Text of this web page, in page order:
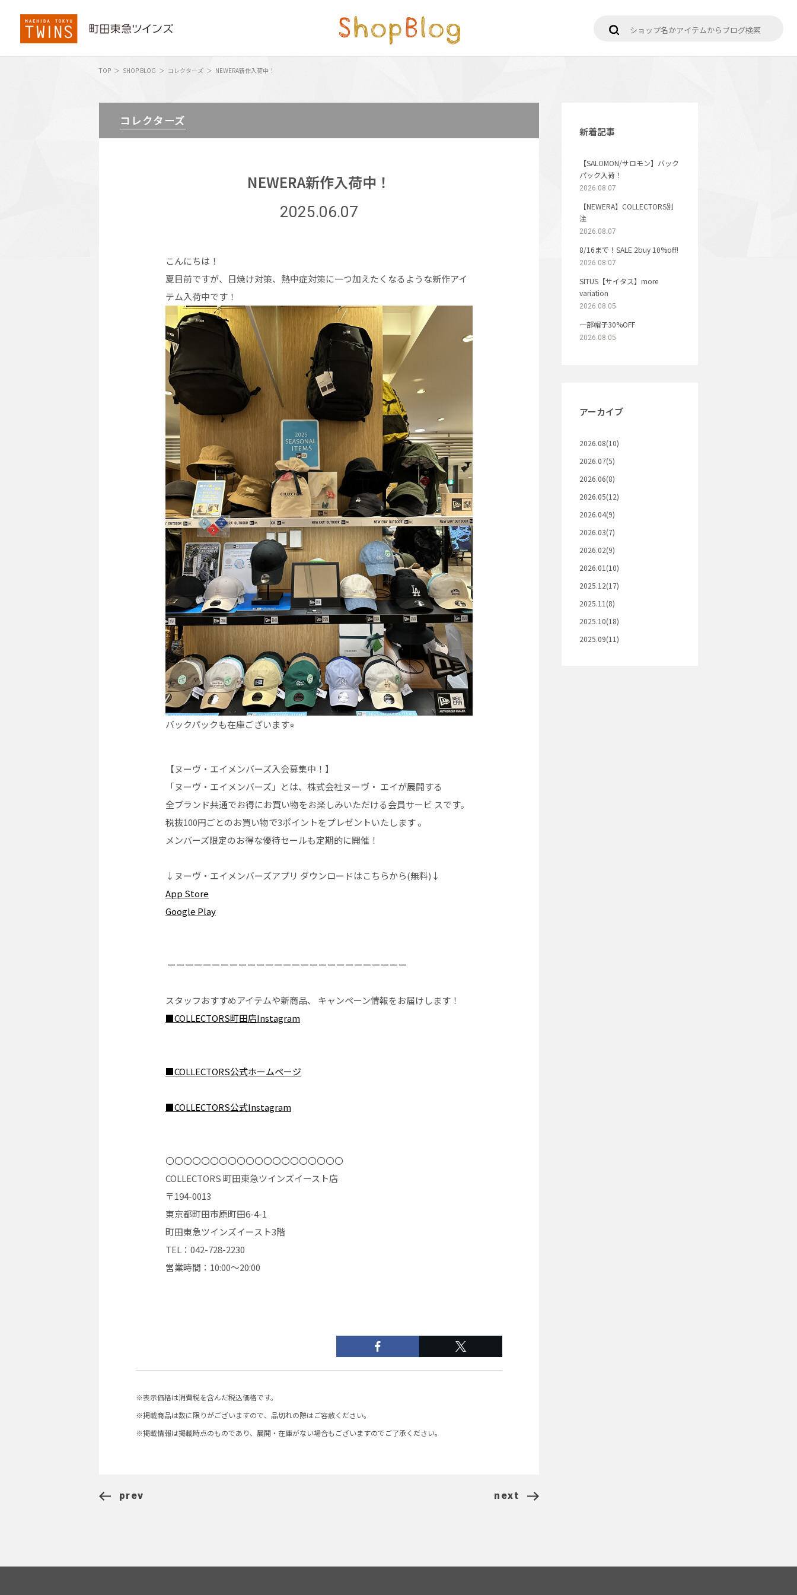
TOP SHOP BLOG コレクターズ NEWERA新作入荷中！
コレクターズ
NEWERA新作入荷中！
2025.06.07
こんにちは！
夏目前ですが、日焼け対策、熱中症対策に一つ加えたくなるような新作アイ
テム入荷中です！
バックパックも在庫ございます⭐︎
【ヌーヴ・エイメンバーズ入会募集中！】
「ヌーヴ・エイメンバーズ」とは、株式会社ヌーヴ・ エイが展開する
全ブランド共通でお得にお買い物をお楽しみいただける会員サービ スです。
税抜100円ごとのお買い物で3ポイントをプレゼントいたします 。
メンバーズ限定のお得な優待セールも定期的に開催！
↓ヌーヴ・エイメンバーズアプリ ダウンロードはこちらから(無料)↓
App Store
Google Play
ーーーーーーーーーーーーーーーーーーーーーーーーーーー
スタッフおすすめアイテムや新商品、 キャンペーン情報をお届けします！
■COLLECTORS町田店Instagram
■COLLECTORS公式ホームページ
■COLLECTORS公式Instagram
〇〇〇〇〇〇〇〇〇〇〇〇〇〇〇〇〇〇〇〇
COLLECTORS 町田東急ツインズイースト店
〒194-0013
東京都町田市原町田6-4-1
町田東急ツインズイースト3階
TEL：042-728-2230
営業時間：10:00〜20:00
※表示価格は消費税を含んだ税込価格です。
※掲載商品は数に限りがございますので、品切れの際はご容赦ください。
※掲載情報は掲載時点のものであり、展開・在庫がない場合もございますのでご了承ください。
prev next
新着記事
【SALOMON/サロモン】バック
パック入荷！
2026.08.07
【NEWERA】COLLECTORS別
注
2026.08.07
8/16まで！SALE 2buy 10%off!
2026.08.07
SITUS【サイタス】more
variation
2026.08.05
一部帽子30%OFF
2026.08.05
アーカイブ
2026.08(10)
2026.07(5)
2026.06(8)
2026.05(12)
2026.04(9)
2026.03(7)
2026.02(9)
2026.01(10)
2025.12(17)
2025.11(8)
2025.10(18)
2025.09(11)